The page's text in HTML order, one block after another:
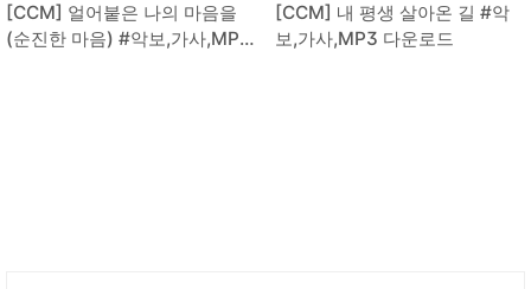
[CCM] 얼어붙은 나의 마음을
(순진한 마음) #악보,가사,MP3
[CCM] 내 평생 살아온 길 #악
보,가사,MP3 다운로드